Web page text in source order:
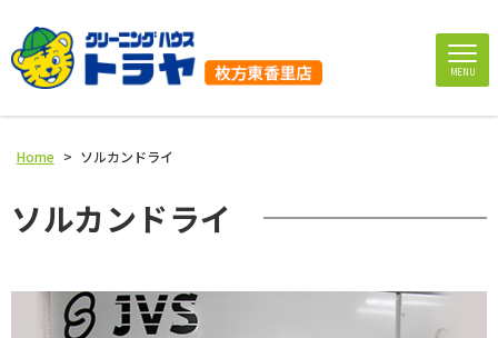
MENU
Home > ソルカンドライ
ソルカンドライ